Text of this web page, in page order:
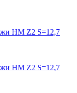
HM Z2 S=12,7
HM Z2 S=12,7